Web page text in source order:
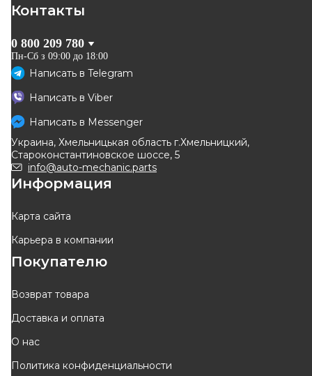
Контакты
0 800 209 780
Пн-Сб з 09:00 до 18:00
Написать в Telegram
Написать в Viber
Написать в Messenger
Украина, Хмельницькая область г.Хмельницкий,
Староконстантиновское шоссе, 5
info@auto-mechanic.parts
Информация
Карта сайта
Карьера в компании
Покупателю
Возврат товара
Доставка и оплата
О нас
Политика конфиденциальности